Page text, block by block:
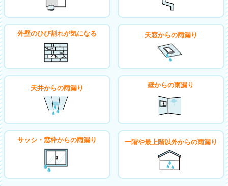
外壁のひび割れが気になる 天窓からの雨漏り
天井からの雨漏り 壁からの雨漏り
サッシ・窓枠からの雨漏り 一階や最上階以外からの雨漏り